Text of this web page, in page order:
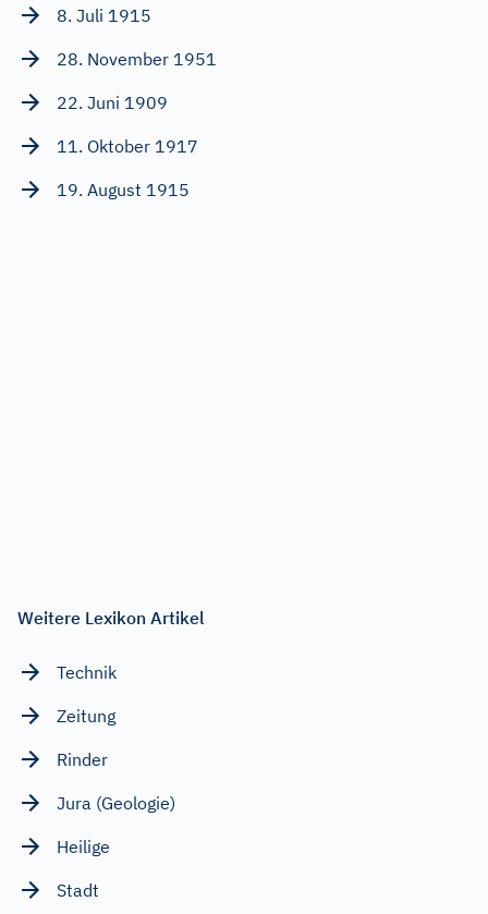
8. Juli 1915
28. November 1951
22. Juni 1909
11. Oktober 1917
19. August 1915
Weitere Lexikon Artikel
Technik
Zeitung
Rinder
Jura (Geologie)
Heilige
Stadt